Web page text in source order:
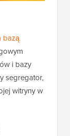
bazą
i bazy
segregator,
witryny w